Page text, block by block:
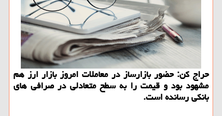
حراج كن: حضور بازارساز در معاملات امروز بازار ارز هم
مشهود بود و قیمت را به سطح متعادلی در صرافی های
بانكی رسانده است.